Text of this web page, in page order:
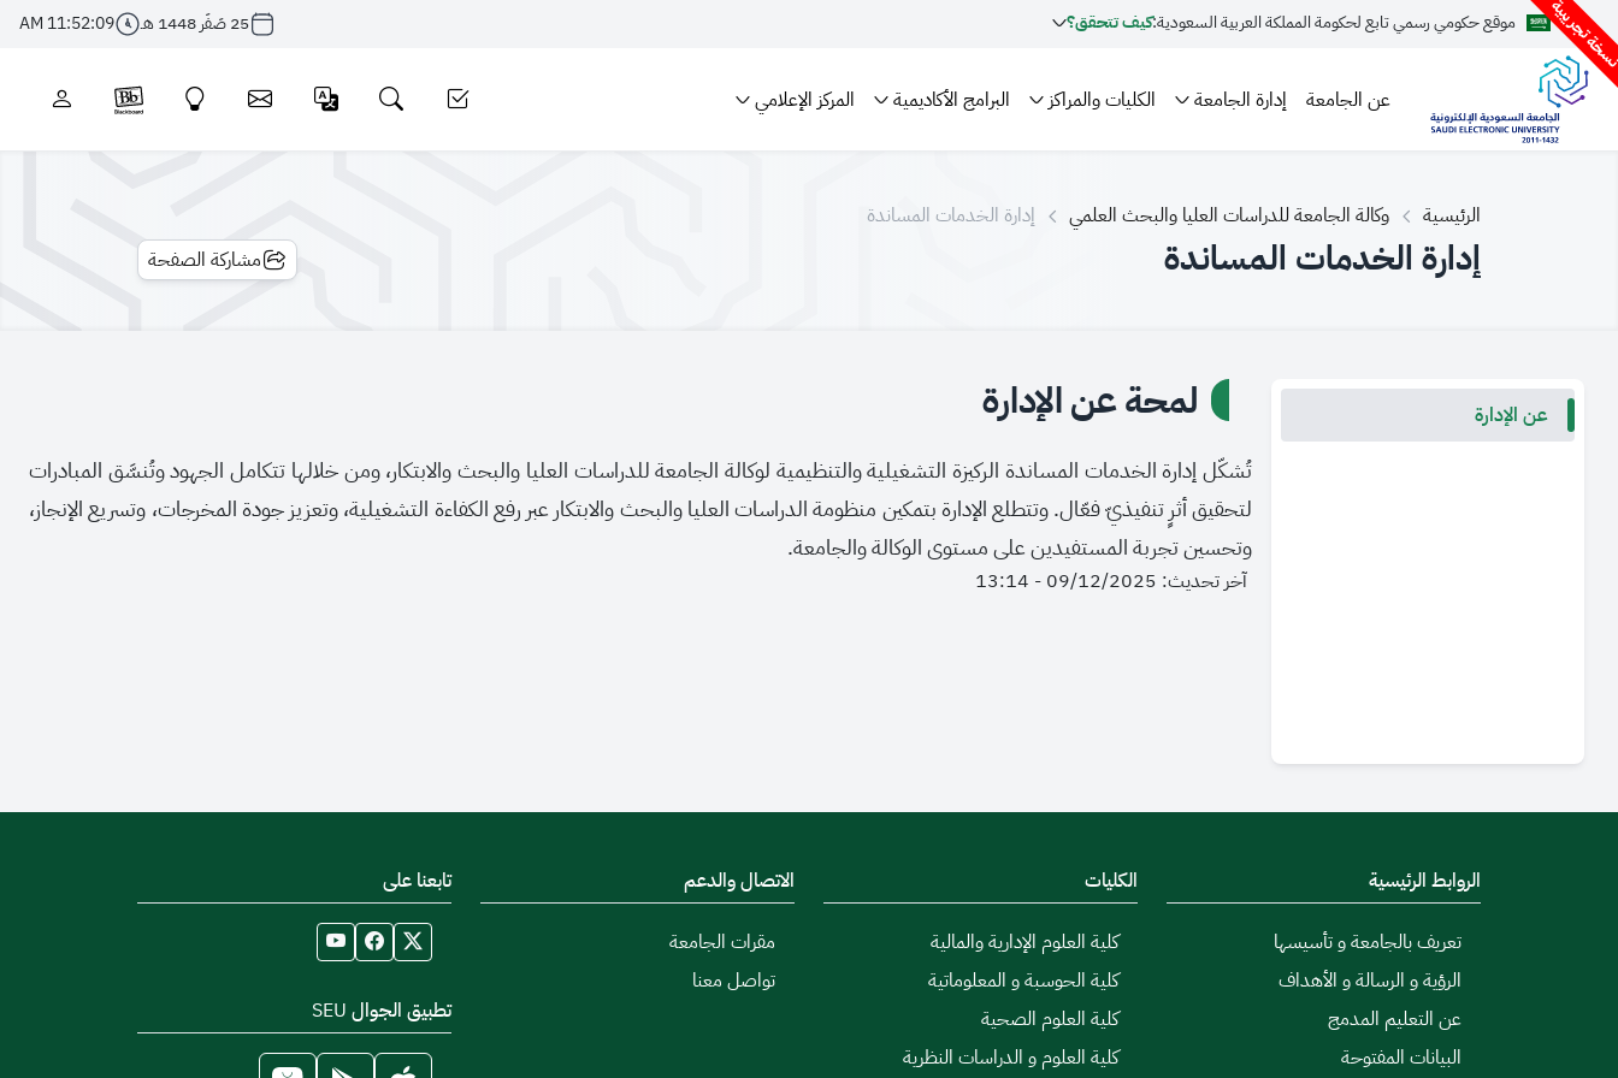
تجريبية موقع حكومي رسمي تابع لحكومة المملكة العربية السعودية:كيف تتحقق؟ 25 صَفَر 1448 هـ 11:52:09 AM
عن الجامعة إدارة الجامعة الكليات والمراكز البرامج الأكاديمية المركز الإعلامي
الرئيسية وكالة الجامعة للدراسات العليا والبحث العلمي إدارة الخدمات المساندة
إدارة الخدمات المساندة مشاركة الصفحة
عن الإدارة لمحة عن الإدارة
تُشكّل إدارة الخدمات المساندة الركيزة التشغيلية والتنظيمية لوكالة الجامعة للدراسات العليا والبحث والابتكار، ومن خلالها تتكامل الجهود وتُنسَّق المبادرات
لتحقيق أثرٍ تنفيذيّ فعّال. وتتطلع الإدارة بتمكين منظومة الدراسات العليا والبحث والابتكار عبر رفع الكفاءة التشغيلية، وتعزيز جودة المخرجات، وتسريع الإنجاز،
وتحسين تجربة المستفيدين على مستوى الوكالة والجامعة.
آخر تحديث: 09/12/2025 - 13:14
الروابط الرئيسية
تعريف بالجامعة و تأسيسها
الرؤية و الرسالة و الأهداف
عن التعليم المدمج
البيانات المفتوحة
الكليات
كلية العلوم الإدارية والمالية
كلية الحوسبة و المعلوماتية
كلية العلوم الصحية
كلية العلوم و الدراسات النظرية
الاتصال والدعم
مقرات الجامعة
تواصل معنا
تابعنا على
تطبيق الجوال SEU